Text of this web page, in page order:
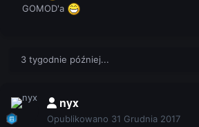
GOMOD'a
3 tygodnie później...
nyx
Opublikowano 31 Grudnia 2017